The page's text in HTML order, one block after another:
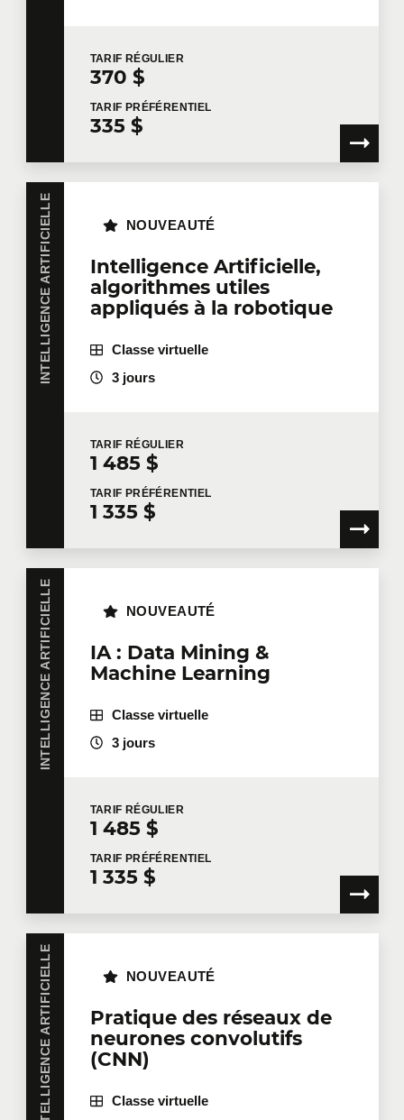
TARIF RÉGULIER
370 $
TARIF PRÉFÉRENTIEL
335 $
INTELLIGENCE ARTIFICIELLE
Intelligence Artificielle,
algorithmes utiles
appliqués à la robotique
NOUVEAUTÉ
Classe virtuelle
3 jours
TARIF RÉGULIER
1 485 $
TARIF PRÉFÉRENTIEL
1 335 $
INTELLIGENCE ARTIFICIELLE
IA : Data Mining &
Machine Learning
NOUVEAUTÉ
Classe virtuelle
3 jours
TARIF RÉGULIER
1 485 $
TARIF PRÉFÉRENTIEL
1 335 $
INTELLIGENCE ARTIFICIELLE
Pratique des réseaux de
neurones convolutifs
(CNN)
NOUVEAUTÉ
Classe virtuelle